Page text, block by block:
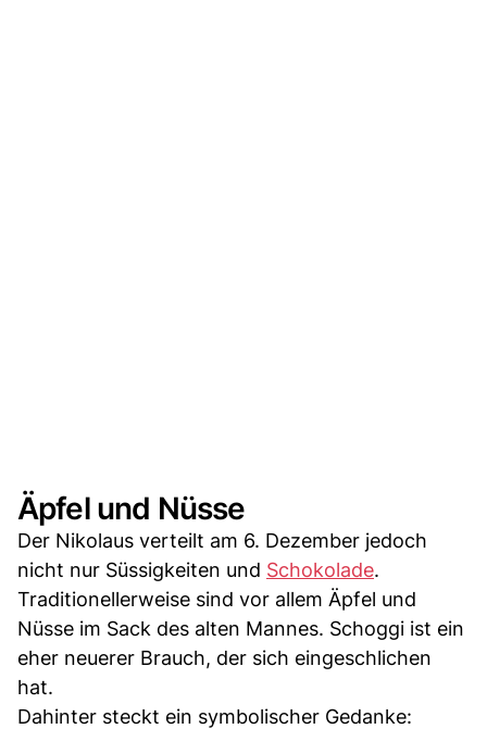
Äpfel und Nüsse
Der Nikolaus verteilt am 6. Dezember jedoch
nicht nur Süssigkeiten und Schokolade.
Traditionellerweise sind vor allem Äpfel und
Nüsse im Sack des alten Mannes. Schoggi ist ein
eher neuerer Brauch, der sich eingeschlichen
hat.
Dahinter steckt ein symbolischer Gedanke: